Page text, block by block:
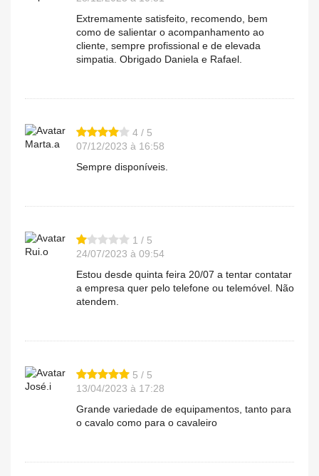
Extremamente satisfeito, recomendo, bem
como de salientar o acompanhamento ao
cliente, sempre profissional e de elevada
simpatia. Obrigado Daniela e Rafael.
Marta.a
4 / 5
07/12/2023 à 16:58
Sempre disponíveis.
Rui.o
1 / 5
24/07/2023 à 09:54
Estou desde quinta feira 20/07 a tentar contatar
a empresa quer pelo telefone ou telemóvel. Não
atendem.
José.i
5 / 5
13/04/2023 à 17:28
Grande variedade de equipamentos, tanto para
o cavalo como para o cavaleiro